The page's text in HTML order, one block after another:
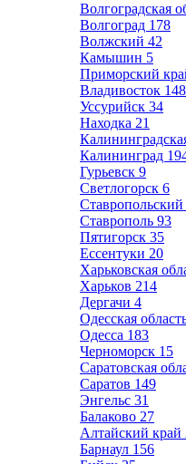
Волгоградская
Волгоград 178
Волжский 42
Камышин 5
Приморский
Владивосток 148
Уссурийск 34
Находка 21
Калининград
Гурьевск 9
Светлогорск 6
Ставропольский
Ставрополь 93
Пятигорск 35
Ессентуки 20
Харьковская
Харьков 214
Дергачи 4
Одесская
Одесса 183
Черноморск 15
Саратовская
Саратов 149
Энгельс 31
Балаково 27
Алтайский край
Барнаул 156